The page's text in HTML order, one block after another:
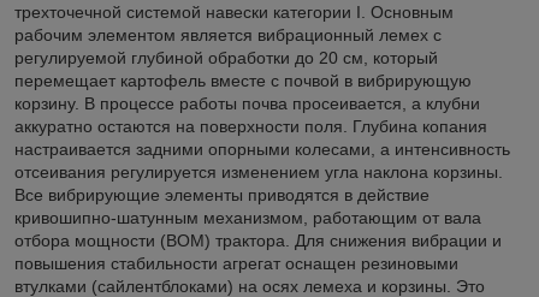
трехточечной системой навески категории I. Основным
рабочим элементом является вибрационный лемех с
регулируемой глубиной обработки до 20 см, который
перемещает картофель вместе с почвой в вибрирующую
корзину. В процессе работы почва просеивается, а клубни
аккуратно остаются на поверхности поля. Глубина копания
настраивается задними опорными колесами, а интенсивность
отсеивания регулируется изменением угла наклона корзины.
Все вибрирующие элементы приводятся в действие
кривошипно-шатунным механизмом, работающим от вала
отбора мощности (ВОМ) трактора. Для снижения вибрации и
повышения стабильности агрегат оснащен резиновыми
втулками (сайлентблоками) на осях лемеха и корзины. Это